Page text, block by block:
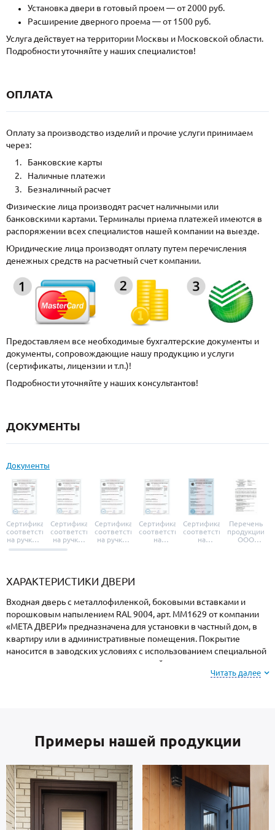
Установка двери в готовый проем — от 2000 руб.
Расширение дверного проема — от 1500 руб.
Услуга действует на территории Москвы и Московской области.
Подробности уточняйте у наших специалистов!
ОПЛАТА
Оплату за производство изделий и прочие услуги принимаем
через:
Банковские карты
Наличные платежи
Безналичный расчет
Физические лица производят расчет наличными или
банковскими картами. Терминалы приема платежей имеются в
распоряжении всех специалистов нашей компании на выезде.
Юридические лица производят оплату путем перечисления
денежных средств на расчетный счет компании.
Предоставляем все необходимые бухгалтерские документы и
документы, сопровождающие нашу продукцию и услуги
(сертификаты, лицензии и т.п.)!
Подробности уточняйте у наших консультантов!
ДОКУМЕНТЫ
Документы
Сертификат
соответствия
на ручки и
броненакладки
Сертификат
соответствия
на ручки-
защелки
Сертификат
соответствия
на ручки-
Сертификат
соответствия
на
Сертификат
соответствия
на
Перечень
продукции
ООО
ХАРАКТЕРИСТИКИ ДВЕРИ
Входная дверь с металлофиленкой, боковыми вставками и
порошковым напылением RAL 9004, арт. ММ1629 от компании
«МЕТА ДВЕРИ» предназначена для установки в частный дом, в
квартиру или в административные помещения. Покрытие
наносится в заводских условиях с использованием специальной
термопечи, поэтому поверхность устойчива к механическим
повреждениям, атмосферным явлениям и морозам.
вариантов, представленных на сайте или из
образцов у замерщика.
В основе двери — стальные листы и многоконтурный профиль
российского производства, толщиной 2 мм. Отделка внутренней
стороны двери: МДФ. Дверь укомплектована взломостойкими
Читать далее
Примеры нашей продукции